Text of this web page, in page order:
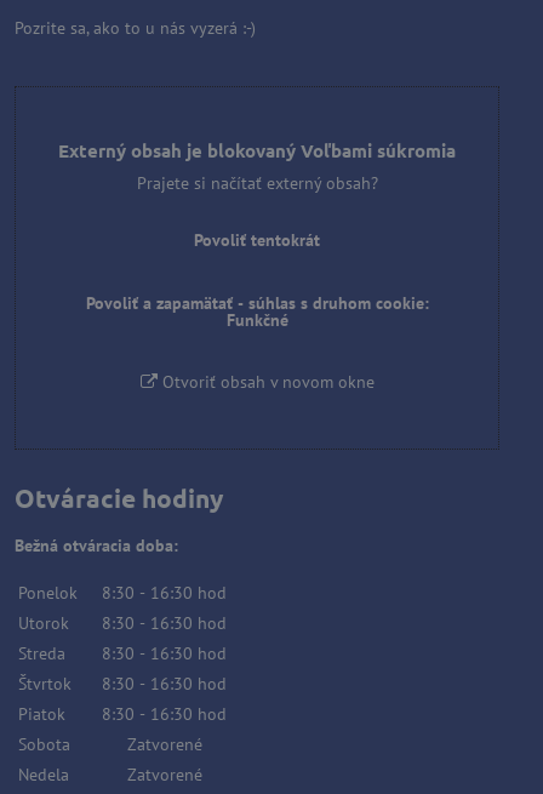
Pozrite sa, ako to u nás vyzerá :-)
Externý obsah je blokovaný Voľbami súkromia
Prajete si načítať externý obsah?
Povoliť tentokrát
Povoliť a zapamätať - súhlas s druhom cookie:
Funkčné
Otvoriť obsah v novom okne
Otváracie hodiny
Bežná otváracia doba:
Ponelok 8:30 - 16:30 hod
Utorok
8:30 - 16:30 hod
Streda
8:30 - 16:30 hod
Štvrtok
8:30 - 16:30 hod
Piatok
8:30 - 16:30 hod
Sobota
Zatvorené
Nedela
Zatvorené